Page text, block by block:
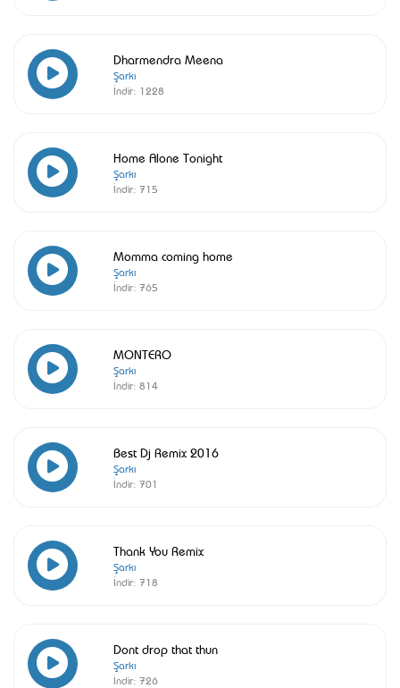
Dharmendra Meena
Şarkı
İndir: 1228
Home Alone Tonight
Şarkı
İndir: 715
Momma coming home
Şarkı
İndir: 765
MONTERO
Şarkı
İndir: 814
Best Dj Remix 2016
Şarkı
İndir: 701
Thank You Remix
Şarkı
İndir: 718
Dont drop that thun
Şarkı
İndir: 726